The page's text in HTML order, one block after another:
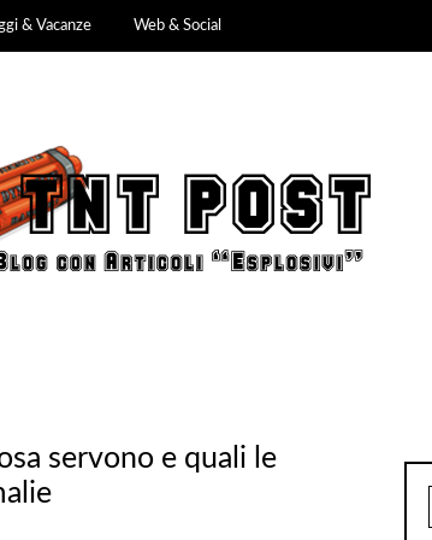
& Vacanze Web & Social
servono e quali le